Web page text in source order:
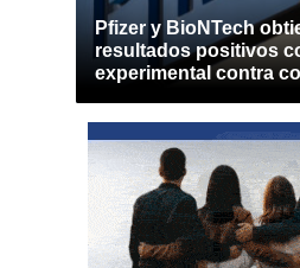
Pfizer y BioNTech
resultados positivos
experimental contra